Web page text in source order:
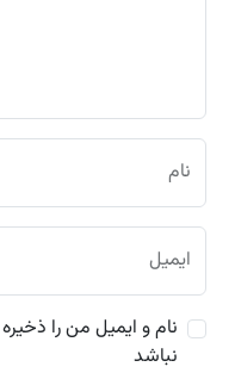
نام
ایمیل
نام و ایمیل من را
نباشد